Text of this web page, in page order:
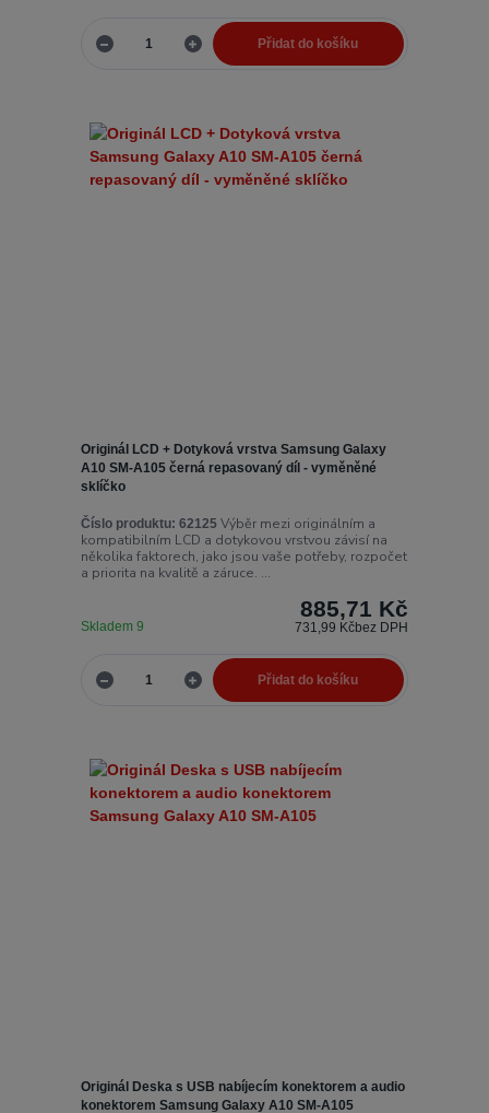
Přidat do košíku
Originál LCD + Dotyková vrstva Samsung Galaxy
A10 SM-A105 černá repasovaný díl - vyměněné
sklíčko
Číslo produktu: 62125 Výběr mezi originálním a
kompatibilním LCD a dotykovou vrstvou závisí na
několika faktorech, jako jsou vaše potřeby, rozpočet
a priorita na kvalitě a záruce. ...
885,71 Kč
731,99 Kčbez DPH
Skladem 9
Přidat do košíku
Originál Deska s USB nabíjecím konektorem a audio
konektorem Samsung Galaxy A10 SM-A105